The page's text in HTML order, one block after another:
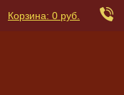
Корзина: 0 руб.